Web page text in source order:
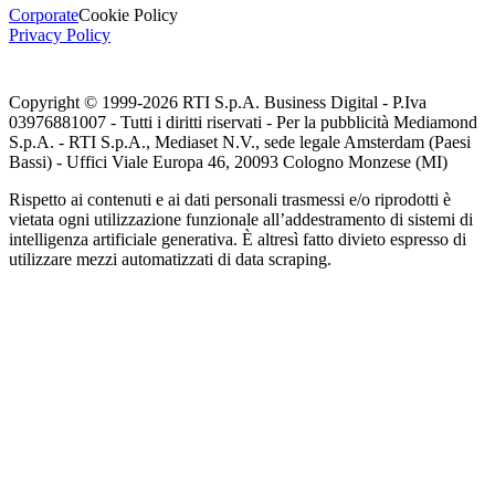
CorporateCookie Policy
Privacy Policy
Copyright © 1999-2026 RTI S.p.A. Business Digital - P.Iva
03976881007 - Tutti i diritti riservati - Per la pubblicità Mediamond
S.p.A. - RTI S.p.A., Mediaset N.V., sede legale Amsterdam (Paesi
Bassi) - Uffici Viale Europa 46, 20093 Cologno Monzese (MI)
Rispetto ai contenuti e ai dati personali trasmessi e/o riprodotti è
vietata ogni utilizzazione funzionale all’addestramento di sistemi di
intelligenza artificiale generativa. È altresì fatto divieto espresso di
utilizzare mezzi automatizzati di data scraping.